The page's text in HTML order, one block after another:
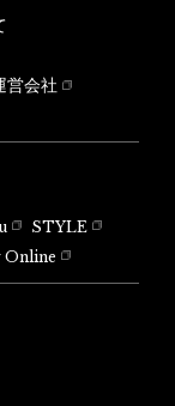
営会社
STYLE
Online